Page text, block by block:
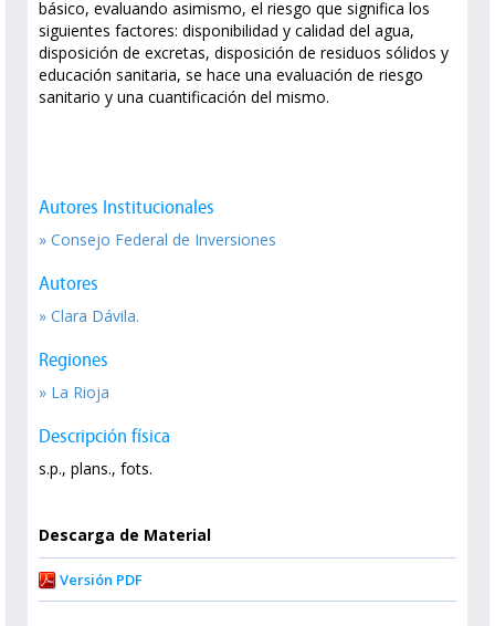
básico, evaluando asimismo, el riesgo que significa los
siguientes factores: disponibilidad y calidad del agua,
disposición de excretas, disposición de residuos sólidos y
educación sanitaria, se hace una evaluación de riesgo
sanitario y una cuantificación del mismo.
Autores Institucionales
» Consejo Federal de Inversiones
Autores
» Clara Dávila.
Regiones
» La Rioja
Descripción física
s.p., plans., fots.
Descarga de Material
Versión PDF